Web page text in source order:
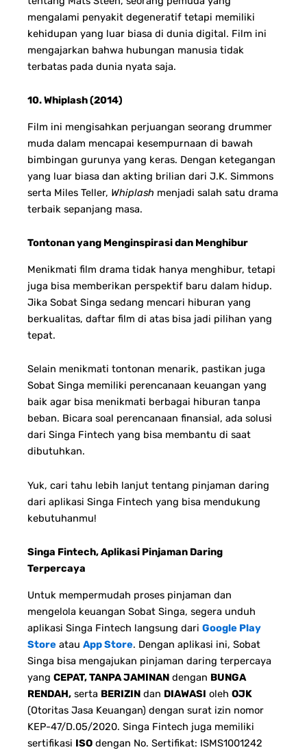
mengalami penyakit degeneratif tetapi memiliki
kehidupan yang luar biasa di dunia digital. Film ini
mengajarkan bahwa hubungan manusia tidak
terbatas pada dunia nyata saja.
10. Whiplash (2014)
Film ini mengisahkan perjuangan seorang drummer
muda dalam mencapai kesempurnaan di bawah
bimbingan gurunya yang keras. Dengan ketegangan
yang luar biasa dan akting brilian dari J.K. Simmons
serta Miles Teller, Whiplash menjadi salah satu drama
terbaik sepanjang masa.
Tontonan yang Menginspirasi dan Menghibur
Menikmati film drama tidak hanya menghibur, tetapi
juga bisa memberikan perspektif baru dalam hidup.
Jika Sobat Singa sedang mencari hiburan yang
berkualitas, daftar film di atas bisa jadi pilihan yang
tepat.
Selain menikmati tontonan menarik, pastikan juga
Sobat Singa memiliki perencanaan keuangan yang
baik agar bisa menikmati berbagai hiburan tanpa
beban. Bicara soal perencanaan finansial, ada solusi
dari Singa Fintech yang bisa membantu di saat
dibutuhkan.
Yuk, cari tahu lebih lanjut tentang pinjaman daring
dari aplikasi Singa Fintech yang bisa mendukung
kebutuhanmu!
Singa Fintech, Aplikasi Pinjaman Daring
Terpercaya
Untuk mempermudah proses pinjaman dan
mengelola keuangan Sobat Singa, segera unduh
aplikasi Singa Fintech langsung dari Google Play
Store atau App Store. Dengan aplikasi ini, Sobat
Singa bisa mengajukan pinjaman daring terpercaya
yang CEPAT, TANPA JAMINAN dengan BUNGA
RENDAH, serta BERIZIN dan DIAWASI oleh OJK
(Otoritas Jasa Keuangan) dengan surat izin nomor
KEP-47/D.05/2020. Singa Fintech juga memiliki
sertifikasi ISO dengan No. Sertifikat: ISMS1001242